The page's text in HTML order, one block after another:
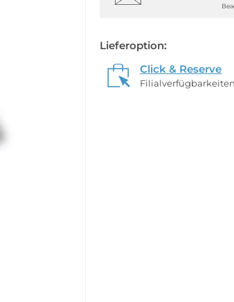
Lieferoption:
Click & Reserve